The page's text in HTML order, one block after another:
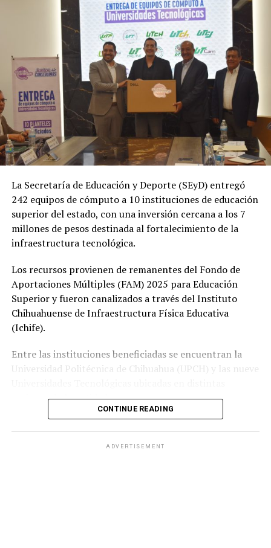
La Secretaría de Educación y Deporte (SEyD) entregó
242 equipos de cómputo a 10 instituciones de educación
superior del estado, con una inversión cercana a los 7
millones de pesos destinada al fortalecimiento de la
infraestructura tecnológica.
Los recursos provienen de remanentes del Fondo de
Aportaciones Múltiples (FAM) 2025 para Educación
Superior y fueron canalizados a través del Instituto
Chihuahuense de Infraestructura Física Educativa
(Ichife).
Entre las instituciones beneficiadas se encuentran la
Universidad Politécnica de Chihuahua (UPCH) y las nueve
regiones de la entidad.
CONTINUE READING
ADVERTISEMENT